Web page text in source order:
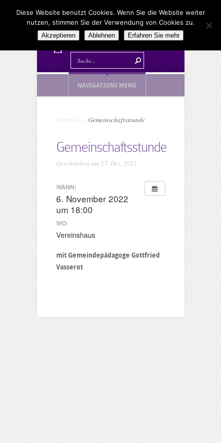
NAVIGATIONS MENÜ
Startseite Gemeinschaftsstunde
Gemeinschaftsstunde
Geschrieben am 27. Dez. 2021
WANN:
6. November 2022
um 18:00
WO:
Vereinshaus
mit Gemeindepädagoge Gottfried
Vasserot
Diese Website benutzt Cookies. Wenn Sie die Website weiter
nutzen, stimmen Sie der Verwendung von Cookies zu.
Akzeptieren Ablehnen Erfahren Sie mehr